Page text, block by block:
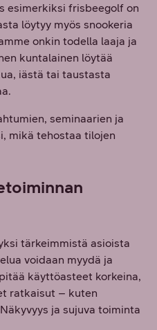
esimerkiksi frisbeegolf on
löytyy myös snookeria
onkin todella laaja ja
kuntalainen löytää
iästä tai taustasta
seminaarien ja
mikä tehostaa tilojen
tärkeimmistä asioista
voidaan myydä ja
käyttöasteet korkeina,
ratkaisut – kuten
ja sujuva toiminta